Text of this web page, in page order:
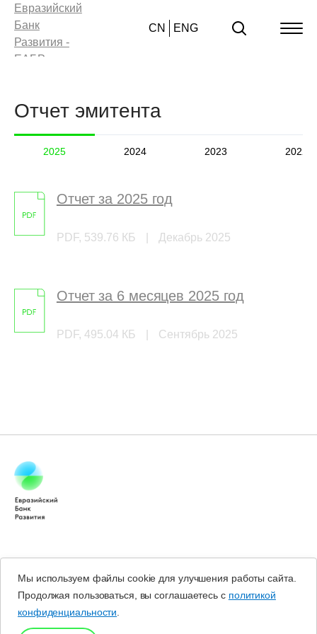
CN ENG
Отчет эмитента
2025 2024 2023 2022
Отчет за 2025 год
PDF, 539.76 КБ Декабрь 2025
Отчет за 6 месяцев 2025 год
PDF, 495.04 КБ Сентябрь 2025
Мы используем файлы cookie для улучшения работы сайта.
Продолжая пользоваться, вы соглашаетесь с политикой
конфиденциальности